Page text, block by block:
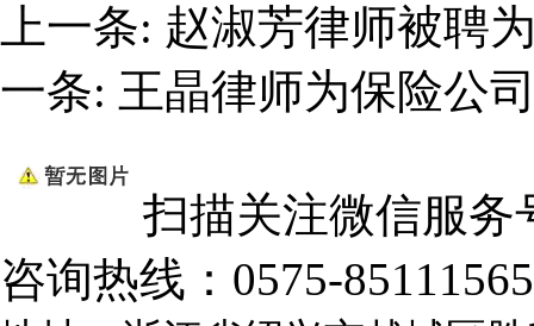
上一条: 赵淑芳律师被聘
一条: 王晶律师为保险公
扫描关注微信服务
咨询热线： 0575-85111565